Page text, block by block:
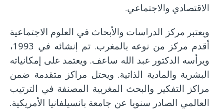
الاقتصادي والاجتماعي.
ويعتبر مركز الدراسات والأبحاث في العلوم الاجتماعية
أقدم مركز من نوعه بالمغرب. تم إنشائه في 1993،
ويرأسه الدكتور عبد الله ساعف. ويعتمد على إمكانياته
البشرية والمادية الذاتية. ويحتل مراكز متقدمة ضمن
مراكز التفكير والبحث المغربية المصنفة في الترتيب
العالمي الصادر سنويا عن جامعة بانسيلفانيا الأمريكية.